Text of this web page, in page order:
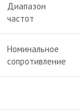
Диапазон
частот
Номинальное
сопротивление